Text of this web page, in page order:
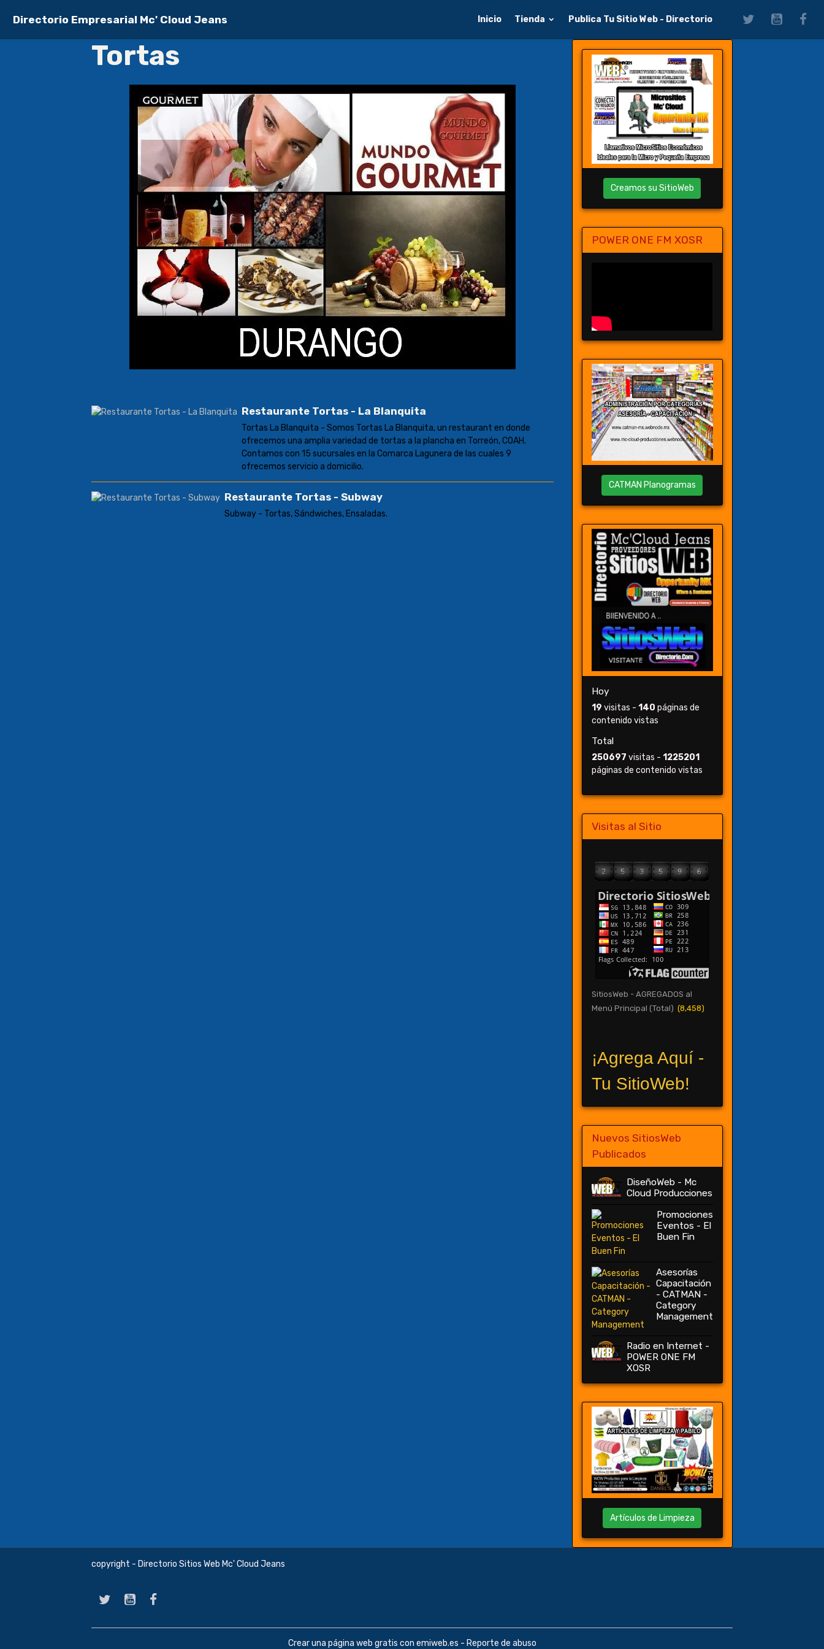
Directorio Empresarial Mc' Cloud Jeans Inicio Tienda Publica Tu Sitio Web - Directorio
Tortas
Restaurante Tortas - La Blanquita
Tortas La Blanquita - Somos Tortas La Blanquita, un restaurant en donde
ofrecemos una amplia variedad de tortas a la plancha en Torreón, COAH.
Contamos con 15 sucursales en la Comarca Lagunera de las cuales 9
ofrecemos servicio a domicilio.
Restaurante Tortas - Subway
Subway - Tortas, Sándwiches, Ensaladas.
Creamos su SitioWeb
POWER ONE FM XOSR
CATMAN Planogramas
Hoy
19 visitas -140 páginas de
contenido vistas
Total
250697 visitas -1225201
páginas de contenido vistas
Visitas al Sitio
SitiosWeb - AGREGADOS al
Menú Principal (Total) (8,458)
¡Agrega Aquí -
Tu SitioWeb!
Nuevos SitiosWeb
Publicados
DiseñoWeb - Mc
Cloud Producciones
Promociones
Eventos - El
Buen Fin
Asesorías
Capacitación
- CATMAN -
Category
Management
Radio en Internet -
POWER ONE FM
XOSR
Artículos de Limpieza
copyright - Directorio Sitios Web Mc' Cloud Jeans
Crear una página web gratis con emiweb.es - Reporte de abuso